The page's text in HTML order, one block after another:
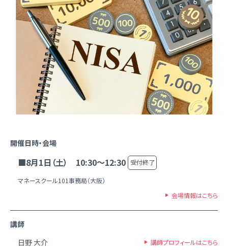
開催日時・会場
■8月1日（土） 10:30～12:30 受付終了
マネースクール101事務局（大阪）
会場情報はこちら
講師
日野 大介
講師プロフィールはこちら